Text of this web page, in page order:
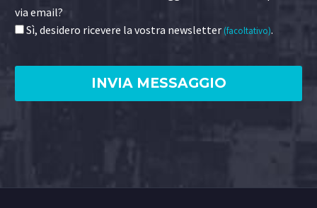
via email?
Sì, desidero ricevere la vostra newsletter(facoltativo).